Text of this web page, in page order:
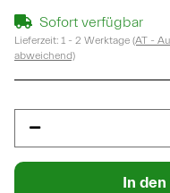
Sofort verfügbar
Lieferzeit: 1 - 2 Werktage (AT -
abweichend)
In